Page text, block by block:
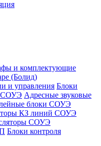
и комплектующие
(Болид)
и управления Блоки
СОУЭ Адресные звуковые
блоки СОУЭ
КЗ линий СОУЭ
СОУЭ
Блоки контроля